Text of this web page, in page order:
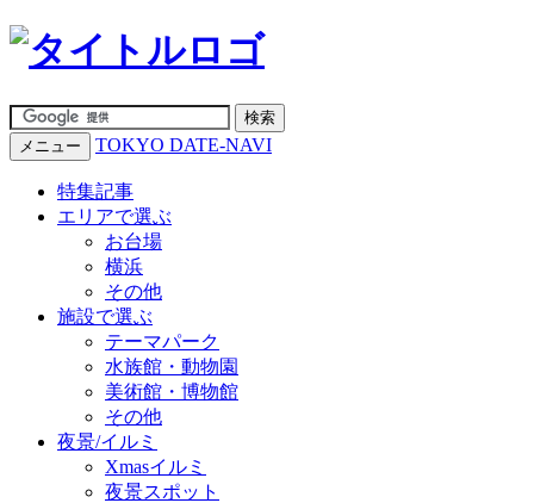
メニュー TOKYO DATE-NAVI
特集記事
エリアで選ぶ
お台場
横浜
その他
施設で選ぶ
テーマパーク
水族館・動物園
美術館・博物館
その他
夜景/イルミ
Xmasイルミ
夜景スポット